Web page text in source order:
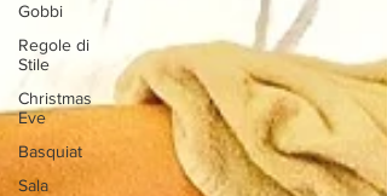
Gobbi
Regole di
Stile
Christmas
Eve
Basquiat
Sala